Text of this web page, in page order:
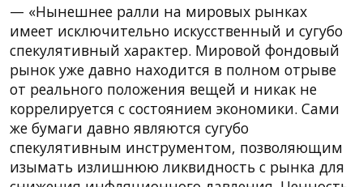
— «Нынешнее ралли на мировых рынках
имеет исключительно искусственный и сугубо
спекулятивный характер. Мировой фондовый
рынок уже давно находится в полном отрыве
от реального положения вещей и никак не
коррелируется с состоянием экономики. Сами
же бумаги давно являются сугубо
спекулятивным инструментом, позволяющим
изымать излишнюю ликвидность с рынка для